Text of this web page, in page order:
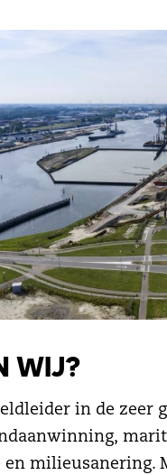
WIJ?
in de zeer
milieusanering.